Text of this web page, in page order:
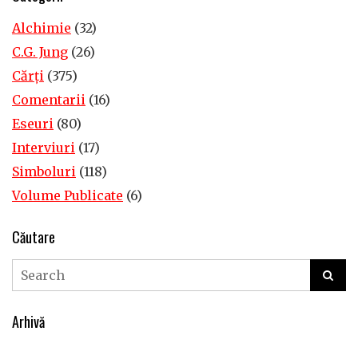
Alchimie (32)
C.G. Jung (26)
Cărţi (375)
Comentarii (16)
Eseuri (80)
Interviuri (17)
Simboluri (118)
Volume Publicate (6)
Căutare
Arhivă